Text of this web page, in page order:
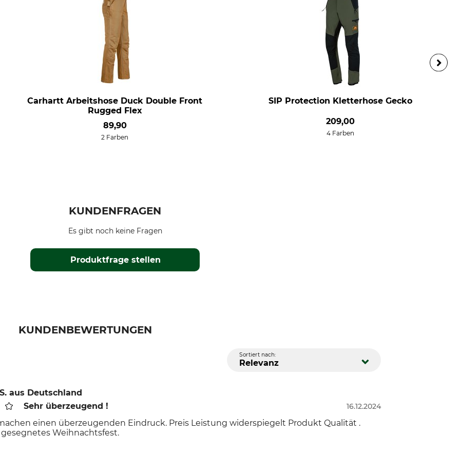
Carhartt Arbeitshose Duck Double Front
Rugged Flex
89,90
2 Farben
SIP Protection Kletterhose Gecko
209,00
4 Farben
KUNDENFRAGEN
Produktfrage stellen
Es gibt noch keine Fragen
KUNDENBEWERTUNGEN
Sortiert nach:
Relevanz
aus Deutschland
Sehr überzeugend !
16.12.2024
einen überzeugenden Eindruck. Preis Leistung widerspiegelt Produkt Qualität .
Weihnachtsfest.